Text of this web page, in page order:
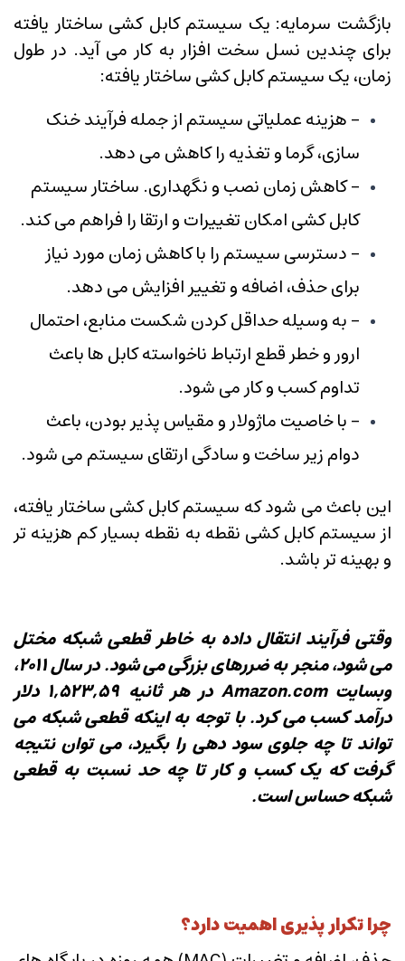
بازگشت سرمایه: یک سیستم کابل کشی ساختار یافته
برای چندین نسل سخت افزار به کار می آید. در طول
زمان، یک سیستم کابل کشی ساختار یافته:
- هزینه عملیاتی سیستم از جمله فرآیند خنک
سازی، گرما و تغذیه را کاهش می دهد.
- کاهش زمان نصب و نگهداری. ساختار سیستم
کابل کشی امکان تغییرات و ارتقا را فراهم می کند.
- دسترسی سیستم را با کاهش زمان مورد نیاز
برای حذف، اضافه و تغییر افزایش می دهد.
- به وسیله حداقل کردن شکست منابع، احتمال
ارور و خطر قطع ارتباط ناخواسته کابل ها باعث
تداوم کسب و کار می شود.
- با خاصیت ماژولار و مقیاس پذیر بودن، باعث
دوام زیر ساخت و سادگی ارتقای سیستم می شود.
این باعث می شود که سیستم کابل کشی ساختار یافته،
از سیستم کابل کشی نقطه به نقطه بسیار کم هزینه تر
و بهینه تر باشد.
وقتی فرآیند انتقال داده به خاطر قطعی شبکه مختل
می شود، منجر به ضررهای بزرگی می شود. در سال 2011،
وبسایت Amazon.com در هر ثانیه 1,523,59 دلار
درآمد کسب می کرد. با توجه به اینکه قطعی شبکه می
تواند تا چه جلوی سود دهی را بگیرد، می توان نتیجه
گرفت که یک کسب و کار تا چه حد نسبت به قطعی
شبکه حساس است.
چرا تکرار پذیری اهمیت دارد؟